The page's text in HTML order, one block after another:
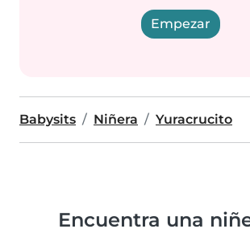
Empezar
Babysits Niñera Yuracrucito
Encuentra una